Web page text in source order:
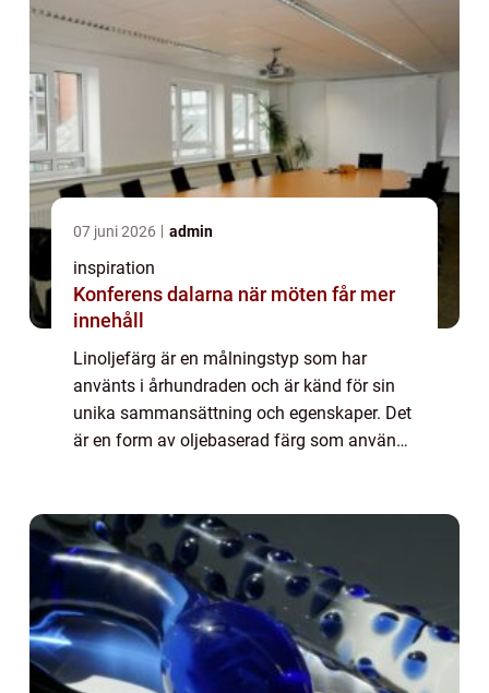
07 juni 2026 admin
inspiration
Konferens dalarna när möten får mer
innehåll
Linoljefärg är en målningstyp som har
använts i århundraden och är känd för sin
unika sammansättning och egenskaper. Det
är en form av oljebaserad färg som används